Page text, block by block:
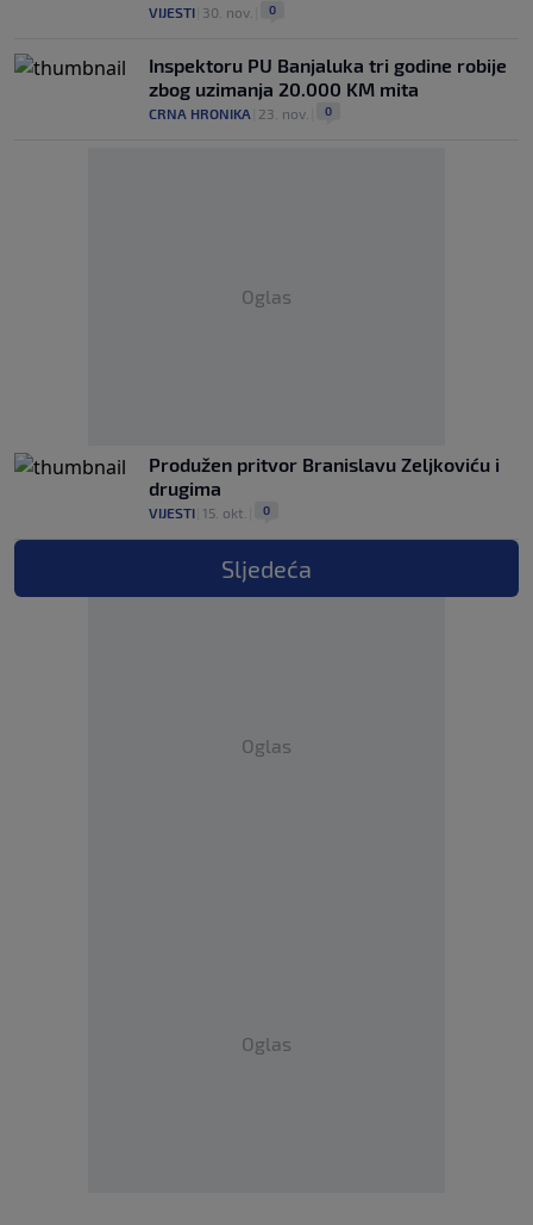
VIJESTI 30. nov. 0
Inspektoru PU Banjaluka tri godine robije
zbog uzimanja 20.000 KM mita
CRNA HRONIKA 23. nov. 0
Oglas
Produžen pritvor Branislavu Zeljkoviću i
drugima
VIJESTI 15. okt. 0
Sljedeća
Oglas
Oglas